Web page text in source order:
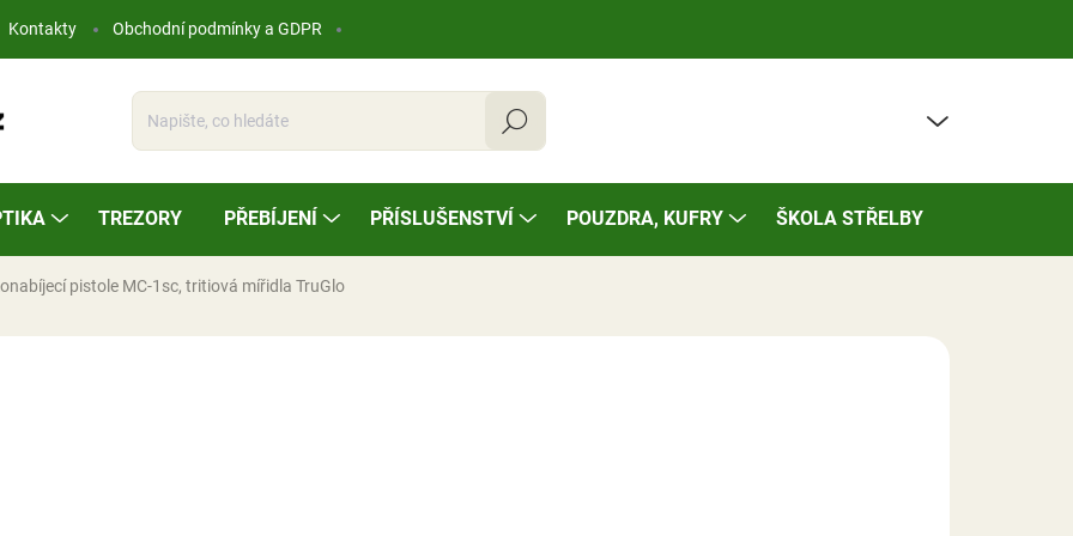
Kontakty Obchodní podmínky a GDPR
Hledat
TREZORY PŘEBÍJENÍ PŘÍSLUŠENSTVÍ POUZDRA, KUFRY ŠKOLA STŘELBY
pistole MC-1sc, tritiová mířidla TruGlo